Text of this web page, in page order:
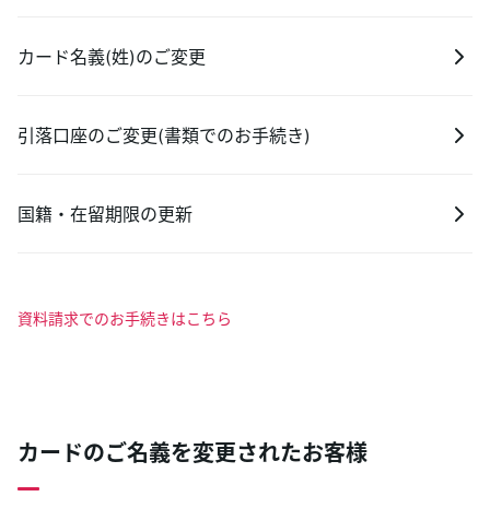
カード名義(姓)のご変更
引落口座のご変更(書類でのお手続き)
国籍・在留期限の更新
資料請求でのお手続きはこちら
カードのご名義を変更されたお客様